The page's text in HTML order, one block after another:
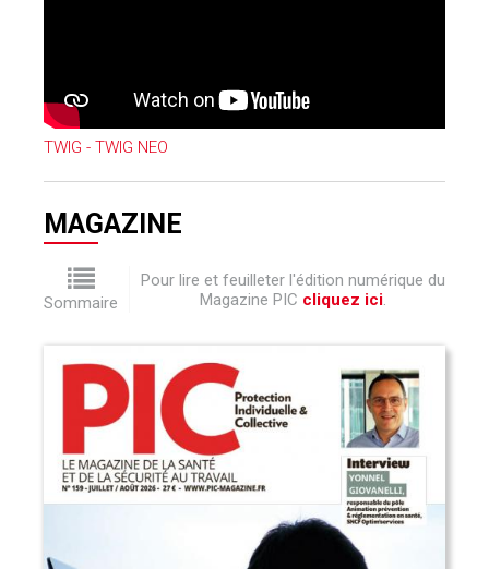
TWIG - TWIG NEO
MAGAZINE
Sommaire
Pour lire et feuilleter l'édition numérique du
Magazine PIC cliquez ici.